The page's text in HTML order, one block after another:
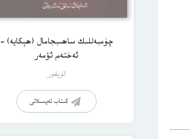
چۈمبەللىك ساھىبجامال (ھېكايە) –
ئەختەم ئۆمەر
ئۇيغۇر
كىتاب تەپسىلاتى